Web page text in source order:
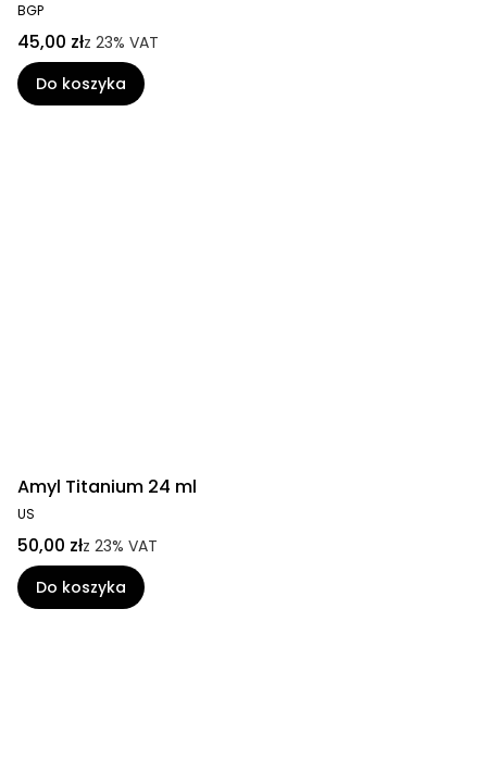
BGP
45,00 złz 23% VAT
Do koszyka
Amyl Titanium 24 ml
US
50,00 złz 23% VAT
Do koszyka